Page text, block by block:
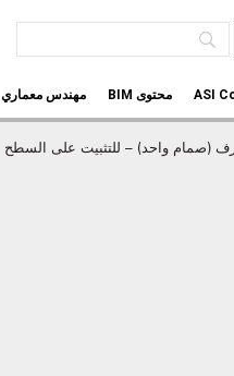
ASI محتوى BIM مهندس معماري
(صمام واحد) – للتثبيت على السطح